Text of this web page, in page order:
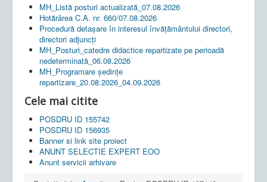
MH_Listă posturi actualizată_07.08.2026
Hotărârea C.A. nr. 660/07.08.2026
Procedură detașare în interesul învățământului directori,
directori adjuncți
MH_Posturi_catedre didactice repartizate pe perioadă
nedeterminată_06.08.2026
MH_Programare ședințe
repartizare_20.08.2026_04.09.2026
Cele mai citite
POSDRU ID 155742
POSDRU ID 156935
Banner si link site proiect
ANUNT SELECTIE EXPERT EOO
Anunt servicii arhivare